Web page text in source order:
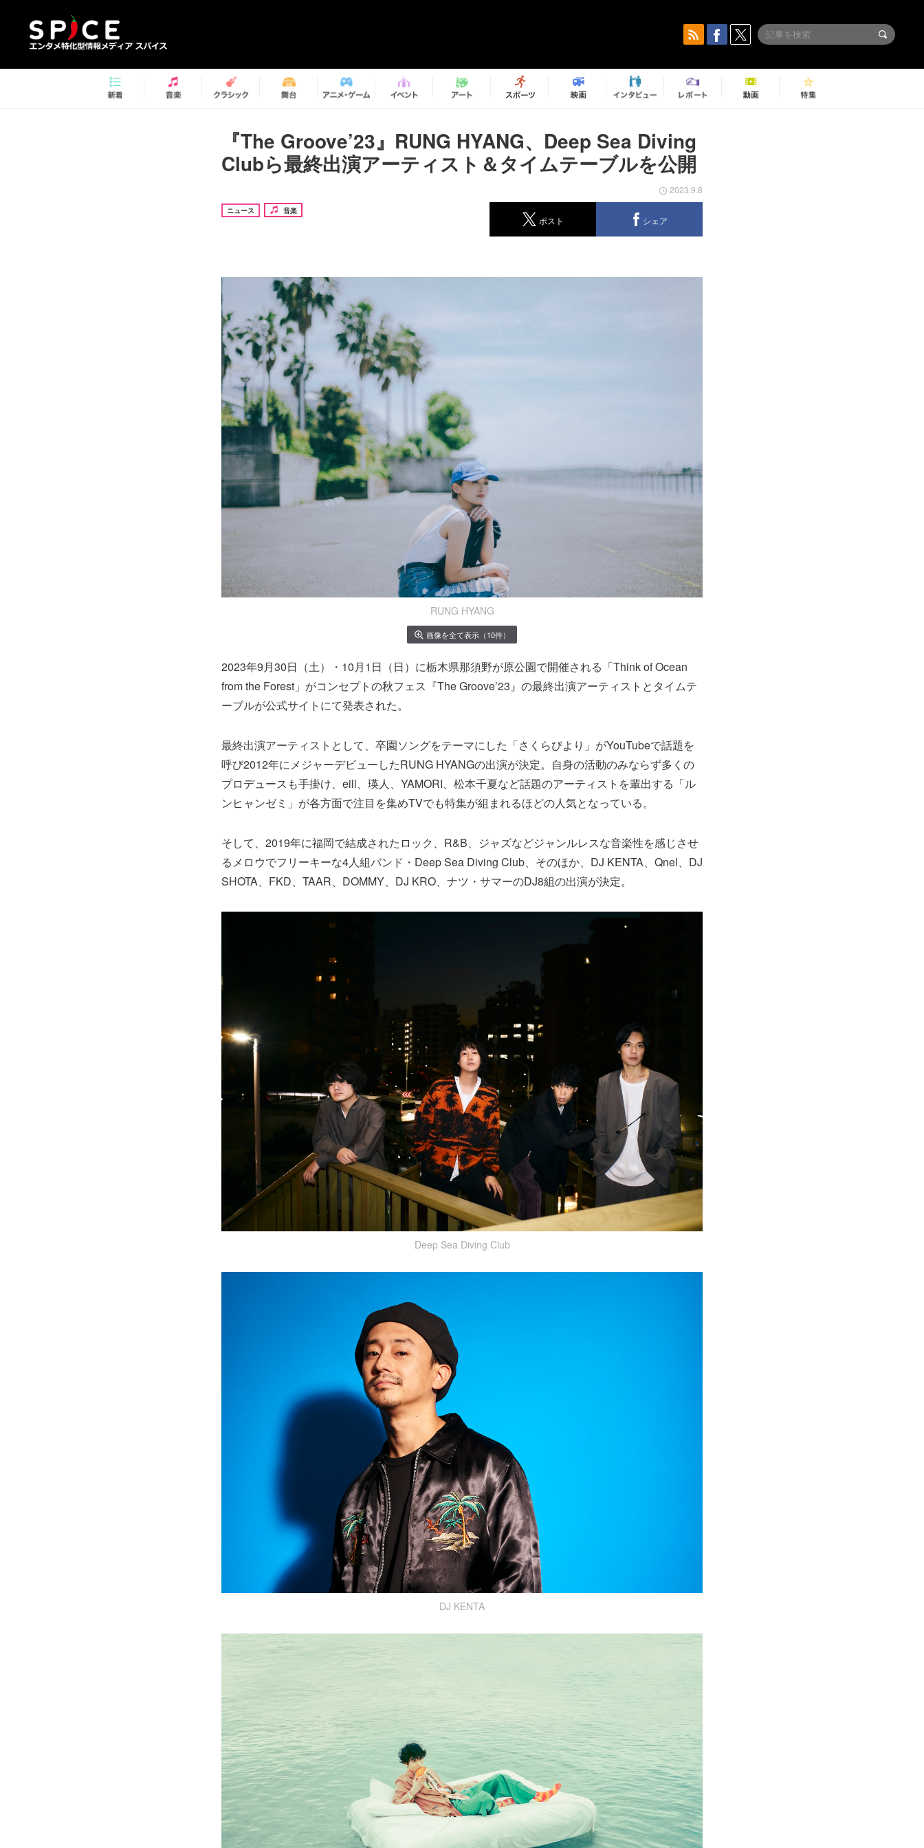
『The Groove’23』RUNG HYANG、Deep Sea Diving
Clubら最終出演アーティスト＆タイムテーブルを公開
ニュース 音楽
2023.9.8
ポスト シェア
RUNG HYANG
画像を全て表示（10件）
2023年9月30日（土）・10月1日（日）に栃木県那須野が原公園で開催される「Think of Ocean
from the Forest」がコンセプトの秋フェス『The Groove’23』の最終出演アーティストとタイムテ
ーブルが公式サイトにて発表された。
最終出演アーティストとして、卒園ソングをテーマにした「さくらびより」がYouTubeで話題を
呼び2012年にメジャーデビューしたRUNG HYANGの出演が決定。自身の活動のみならず多くの
プロデュースも手掛け、eill、瑛人、YAMORI、松本千夏など話題のアーティストを輩出する「ル
ンヒャンゼミ」が各方面で注目を集めTVでも特集が組まれるほどの人気となっている。
そして、2019年に福岡で結成されたロック、R&B、ジャズなどジャンルレスな音楽性を感じさせ
るメロウでフリーキーな4人組バンド・Deep Sea Diving Club、そのほか、DJ KENTA、Qnel、DJ
SHOTA、FKD、TAAR、DOMMY、DJ KRO、ナツ・サマーのDJ8組の出演が決定。
Deep Sea Diving Club
DJ KENTA